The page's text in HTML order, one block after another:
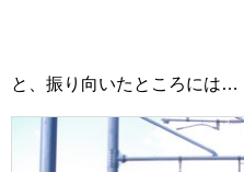
と、振り向いたところには…